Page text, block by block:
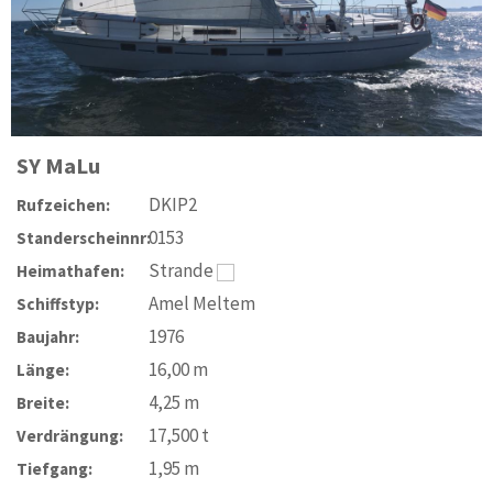
SY MaLu
Rufzeichen: DKIP2
Standerscheinnr:0153
Heimathafen: Strande
Schiffstyp: Amel Meltem
Baujahr: 1976
Länge: 16,00m
Breite: 4,25 m
Verdrängung: 17,500t
Tiefgang: 1,95 m